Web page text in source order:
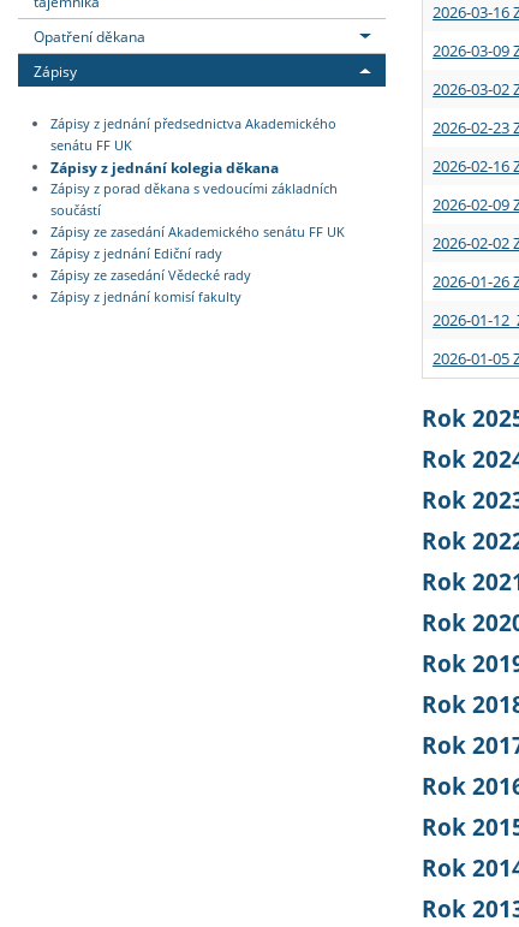
Opatření děkana
Zápisy
Zápisy z jednání předsednictva Akademického
senátu FF UK
Zápisy z jednání kolegia děkana
Zápisy z porad děkana s vedoucími základních
součástí
Zápisy ze zasedání Akademického senátu FF UK
Zápisy z jednání Ediční rady
Zápisy ze zasedání Vědecké rady
Zápisy z jednání komisí fakulty
2026-03-16
2026-03-09
2026-03-02
2026-02-23
2026-02-16
2026-02-09
2026-02-02
2026-01-26
2026-01-12
2026-01-05
Rok
Rok
Rok
Rok
Rok
Rok
Rok
Rok
Rok
Rok
Rok
Rok
Rok